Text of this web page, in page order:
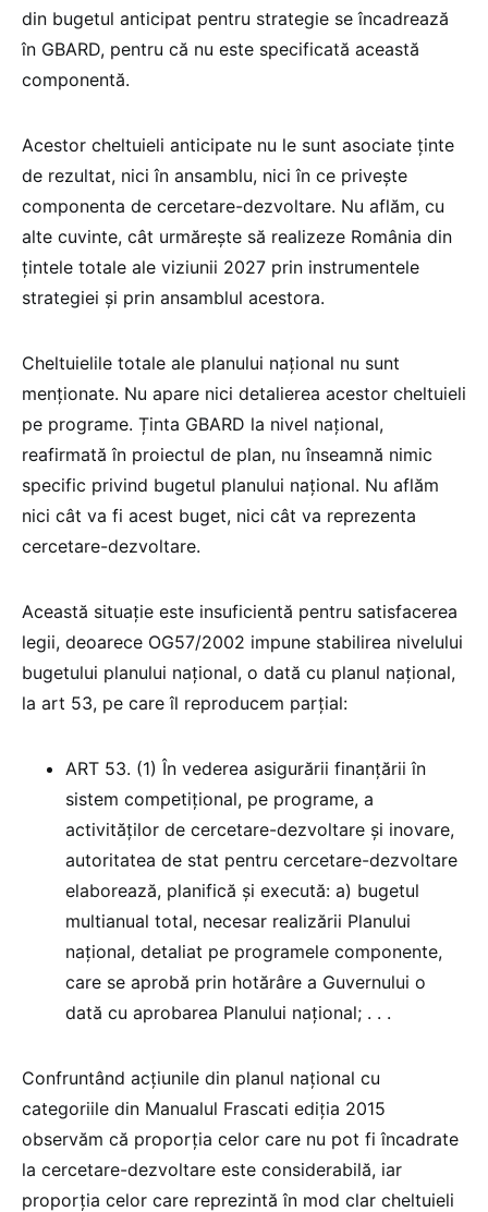
din bugetul anticipat pentru strategie se încadrează
în GBARD, pentru că nu este specificată această
componentă.
Acestor cheltuieli anticipate nu le sunt asociate ținte
de rezultat, nici în ansamblu, nici în ce privește
componenta de cercetare-dezvoltare. Nu aflăm, cu
alte cuvinte, cât urmărește să realizeze România din
țintele totale ale viziunii 2027 prin instrumentele
strategiei și prin ansamblul acestora.
Cheltuielile totale ale planului național nu sunt
menționate. Nu apare nici detalierea acestor cheltuieli
pe programe. Ținta GBARD la nivel național,
reafirmată în proiectul de plan, nu înseamnă nimic
specific privind bugetul planului național. Nu aflăm
nici cât va fi acest buget, nici cât va reprezenta
cercetare-dezvoltare.
Această situație este insuficientă pentru satisfacerea
legii, deoarece OG57/2002 impune stabilirea nivelului
bugetului planului național, o dată cu planul național,
la art 53, pe care îl reproducem parțial:
ART 53. (1) În vederea asigurării finanțării în
sistem competițional, pe programe, a
activităților de cercetare-dezvoltare și inovare,
autoritatea de stat pentru cercetare-dezvoltare
elaborează, planifică și execută: a) bugetul
multianual total, necesar realizării Planului
național, detaliat pe programele componente,
care se aprobă prin hotărâre a Guvernului o
dată cu aprobarea Planului național; . . .
Confruntând acțiunile din planul național cu
categoriile din Manualul Frascati ediția 2015
observăm că proporția celor care nu pot fi încadrate
la cercetare-dezvoltare este considerabilă, iar
proporția celor care reprezintă în mod clar cheltuieli